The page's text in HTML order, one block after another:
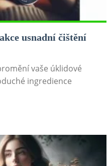
usnadní čištění
vaše úklidové
ingredience